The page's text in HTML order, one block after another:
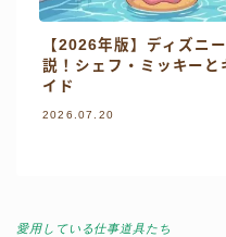
【2026年版】ディズニ
説！シェフ・ミッキー
イド
2026.07.20
愛用している仕事道具たち